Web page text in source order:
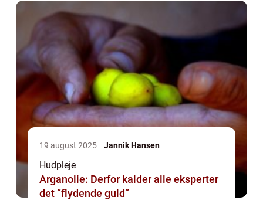
19 august 2025 Jannik Hansen
Hudpleje
Arganolie: Derfor kalder alle eksperter
det “flydende guld”